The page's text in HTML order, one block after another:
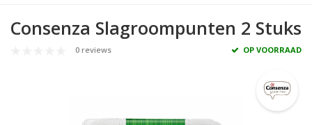
Consenza Slagroompunten 2 Stuks
0 reviews OP VOORRAAD